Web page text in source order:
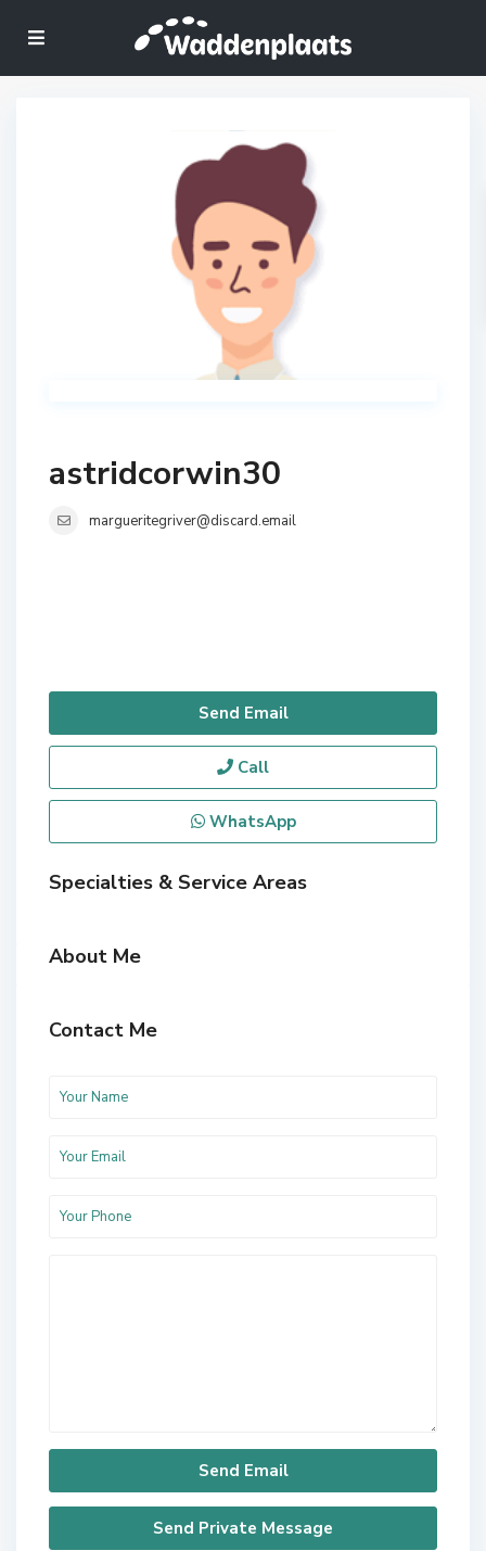
astridcorwin30
margueritegriver@discard.email
Send Email
Call
WhatsApp
Specialties & Service Areas
About Me
Contact Me